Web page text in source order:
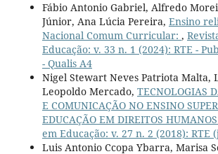
Fábio Antonio Gabriel, Alfredo
Júnior, Ana Lúcia Pereira, Ensino
Nacional Comum Curricular: ,
Educação: v. 33 n. 1 (2024): RTE -
- Qualis A4
Nigel Stewart Neves Patriota Malta,
Leopoldo Mercado, TECNOLOGIAS
E COMUNICAÇÃO NO ENSINO
EDUCAÇÃO EM DIREITOS HUMANOS
em Educação: v. 27 n. 2 (2018): RTE
Luis Antonio Ccopa Ybarra, Marisa